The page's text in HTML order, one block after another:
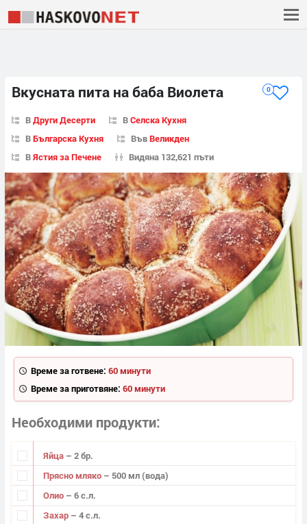
Вкусната пита на баба Виолета 0
ВДруги Десерти ВСелска Кухня
ВБългарска Кухня ВъвВеликден
ВЯстия за Печене Видяна 132,621 пъти
Време за готвене: 60 минути
Време за приготвяне: 60 минути
Необходими продукти
Яйца – 2 бр.
Прясно мляко – 500 мл (вода)
Олио – 6 с.л.
Захар – 4 с.л.